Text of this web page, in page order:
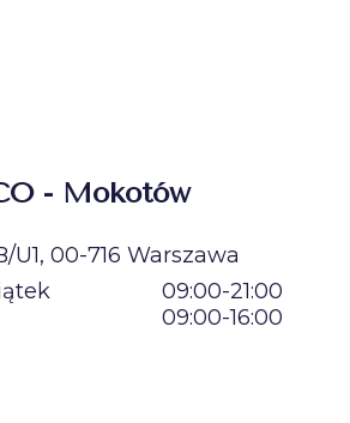
- Mokotów
U1, 00-716 Warszawa
09:00-21:00
09:00-16:00